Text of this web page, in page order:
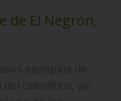
de El Negrón,